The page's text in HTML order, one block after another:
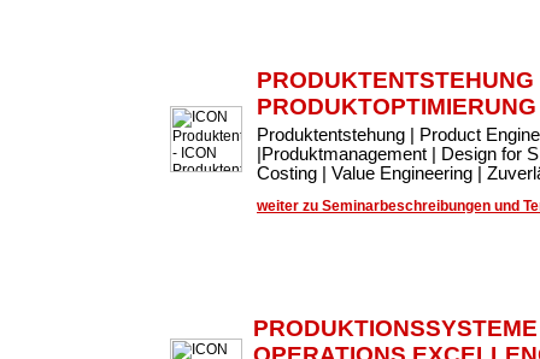
PRODUKTENTSTEHUNG
PRODUKTOPTIMIERUNG
Produktentstehung | Product
|Produktmanagement | Design for
Costing | Value Engineering |
weiter zu Seminarbeschreibungen und